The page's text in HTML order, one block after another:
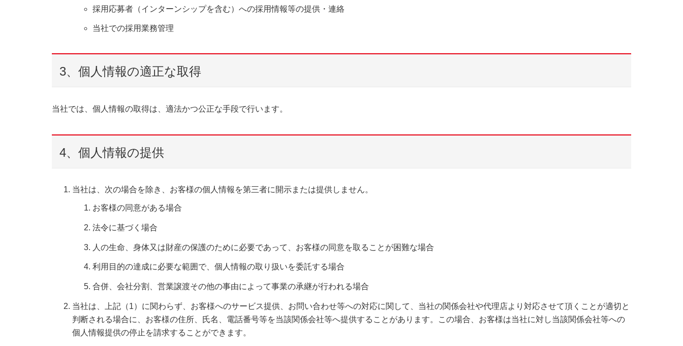
採用応募者（インターンシップを含む）への採用情報等の提供・連絡
当社での採用業務管理
3、個人情報の適正な取得
当社では、個人情報の取得は、適法かつ公正な手段で行います。
4、個人情報の提供
当社は、次の場合を除き、お客様の個人情報を第三者に開示または提供しません。
お客様の同意がある場合
法令に基づく場合
人の生命、身体又は財産の保護のために必要であって、お客様の同意を取ることが困難な場合
利用目的の達成に必要な範囲で、個人情報の取り扱いを委託する場合
合併、会社分割、営業譲渡その他の事由によって事業の承継が行われる場合
当社は、上記（1）に関わらず、お客様へのサービス提供、お問い合わせ等への対応に関して、当社の関係会社や代理店より対応させて頂くことが適切と
判断される場合に、お客様の住所、氏名、電話番号等を当該関係会社等へ提供することがあります。この場合、お客様は当社に対し当該関係会社等への
個人情報提供の停止を請求することができます。